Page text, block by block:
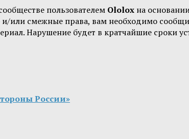
пользователем Ololox на
и/или смежные права, вам необходимо
Нарушение будет в кратчайшие сроки
России»